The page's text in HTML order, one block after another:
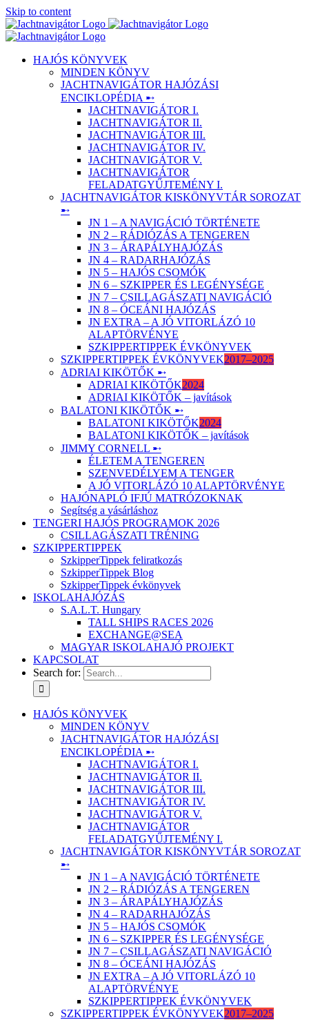
Skip to content
HAJÓS KÖNYVEK
MINDEN KÖNYV
JACHTNAVIGÁTOR HAJÓZÁSI
ENCIKLOPÉDIA ➸
JACHTNAVIGÁTOR I.
JACHTNAVIGÁTOR II.
JACHTNAVIGÁTOR III.
JACHTNAVIGÁTOR IV.
JACHTNAVIGÁTOR V.
JACHTNAVIGÁTOR
FELADATGYŰJTEMÉNY I.
JACHTNAVIGÁTOR KISKÖNYVTÁR SOROZAT
➸
JN 1 – A NAVIGÁCIÓ TÖRTÉNETE
JN 2 – RÁDIÓZÁS A TENGEREN
JN 3 – ÁRAPÁLYHAJÓZÁS
JN 4 – RADARHAJÓZÁS
JN 5 – HAJÓS CSOMÓK
JN 6 – SZKIPPER ÉS LEGÉNYSÉGE
JN 7 – CSILLAGÁSZATI NAVIGÁCIÓ
JN 8 – ÓCEÁNI HAJÓZÁS
JN EXTRA – A JÓ VITORLÁZÓ 10
ALAPTÖRVÉNYE
SZKIPPERTIPPEK ÉVKÖNYVEK
SZKIPPERTIPPEK ÉVKÖNYVEK2017–2025
ADRIAI KIKÖTŐK ➸
ADRIAI KIKÖTŐK2024
ADRIAI KIKÖTŐK – javítások
BALATONI KIKÖTŐK ➸
BALATONI KIKÖTŐK2024
BALATONI KIKÖTŐK – javítások
JIMMY CORNELL ➸
ÉLETEM A TENGEREN
SZENVEDÉLYEM A TENGER
A JÓ VITORLÁZÓ 10 ALAPTÖRVÉNYE
HAJÓNAPLÓ IFJÚ MATRÓZOKNAK
Segítség a vásárláshoz
TENGERI HAJÓS PROGRAMOK 2026
CSILLAGÁSZATI TRÉNING
SZKIPPERTIPPEK
SzkipperTippek feliratkozás
SzkipperTippek Blog
SzkipperTippek évkönyvek
ISKOLAHAJÓZÁS
S.A.L.T. Hungary
TALL SHIPS RACES 2026
EXCHANGE@SEA
MAGYAR ISKOLAHAJÓ PROJEKT
KAPCSOLAT
Search for:
HAJÓS KÖNYVEK
MINDEN KÖNYV
JACHTNAVIGÁTOR HAJÓZÁSI
ENCIKLOPÉDIA ➸
JACHTNAVIGÁTOR I.
JACHTNAVIGÁTOR II.
JACHTNAVIGÁTOR III.
JACHTNAVIGÁTOR IV.
JACHTNAVIGÁTOR V.
JACHTNAVIGÁTOR
FELADATGYŰJTEMÉNY I.
JACHTNAVIGÁTOR KISKÖNYVTÁR SOROZAT
➸
JN 1 – A NAVIGÁCIÓ TÖRTÉNETE
JN 2 – RÁDIÓZÁS A TENGEREN
JN 3 – ÁRAPÁLYHAJÓZÁS
JN 4 – RADARHAJÓZÁS
JN 5 – HAJÓS CSOMÓK
JN 6 – SZKIPPER ÉS LEGÉNYSÉGE
JN 7 – CSILLAGÁSZATI NAVIGÁCIÓ
JN 8 – ÓCEÁNI HAJÓZÁS
JN EXTRA – A JÓ VITORLÁZÓ 10
ALAPTÖRVÉNYE
SZKIPPERTIPPEK ÉVKÖNYVEK
SZKIPPERTIPPEK ÉVKÖNYVEK2017–2025